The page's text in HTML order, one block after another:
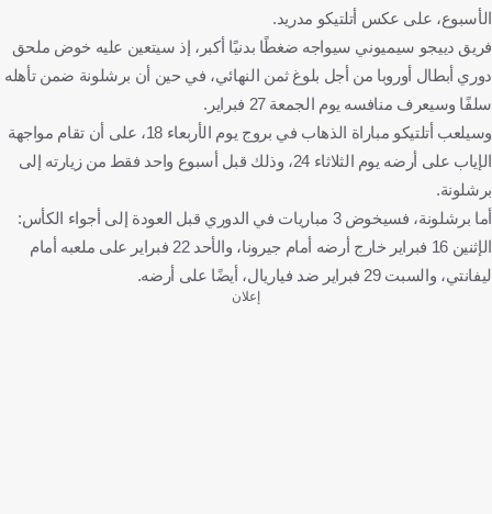
الأسبوع، على عكس أتلتيكو مدريد.
فريق دييجو سيميوني سيواجه ضغطًا بدنيًا أكبر، إذ سيتعين عليه خوض ملحق
دوري أبطال أوروبا من أجل بلوغ ثمن النهائي، في حين أن برشلونة ضمن تأهله
سلفًا وسيعرف منافسه يوم الجمعة 27 فبراير.
وسيلعب أتلتيكو مباراة الذهاب في بروج يوم الأربعاء 18، على أن تقام مواجهة
الإياب على أرضه يوم الثلاثاء 24، وذلك قبل أسبوع واحد فقط من زيارته إلى
برشلونة.
أما برشلونة، فسيخوض 3 مباريات في الدوري قبل العودة إلى أجواء الكأس:
الإثنين 16 فبراير خارج أرضه أمام جيرونا، والأحد 22 فبراير على ملعبه أمام
ليفانتي، والسبت 29 فبراير ضد فياريال، أيضًا على أرضه.
إعلان